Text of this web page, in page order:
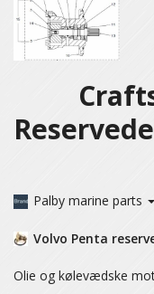
Palby marine parts
Volvo Penta
Olie og kølevædske